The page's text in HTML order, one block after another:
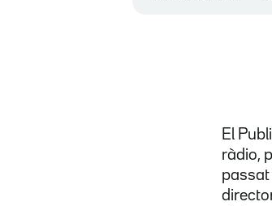
El
ràdio,
passat